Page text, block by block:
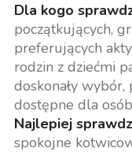
Dla kogo
początkujących,
preferujących
rodzin z dziećmi
doskonały wybór,
dostępne dla
Najlepiej
spokojne